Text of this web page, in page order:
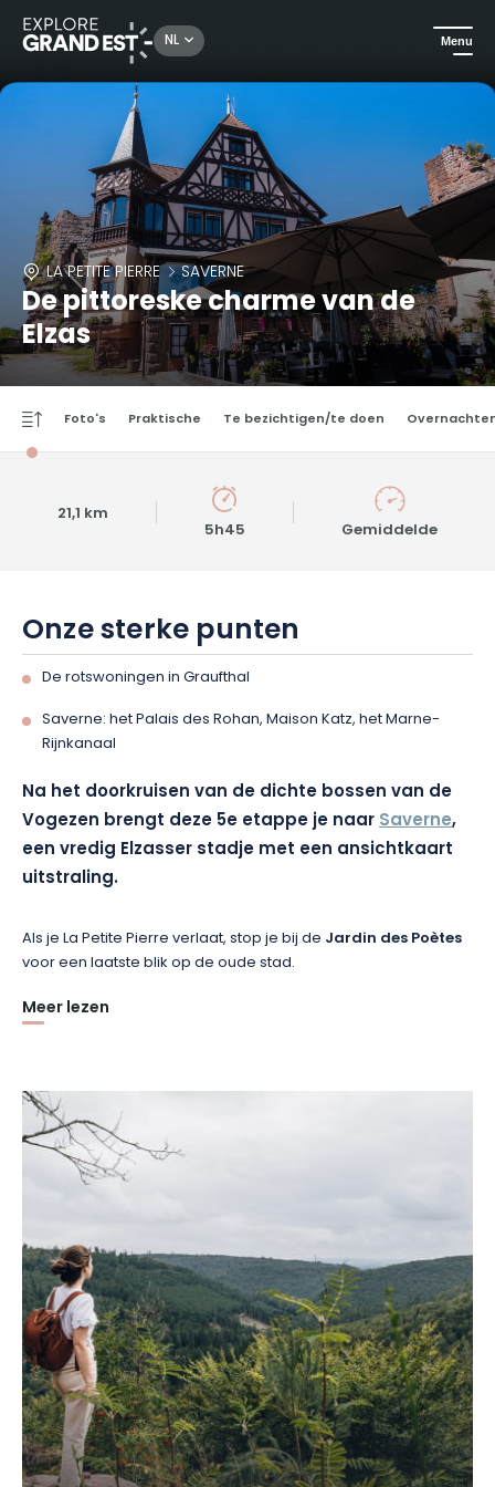
NL Menu
LA PETITE PIERRE SAVERNE
De pittoreske charme van de
Elzas
Foto's Praktische Te bezichtigen/te doen
21,1 km
5h45 Gemiddelde
Onze sterke punten
De rotswoningen in Graufthal
Saverne: het Palais des Rohan, Maison Katz, het Marne-
Rijnkanaal
Na het doorkruisen van de dichte bossen van de
Vogezen brengt deze 5e etappe je naarSaverne,
een vredig Elzasser stadje met een ansichtkaart
uitstraling.
Als je La Petite Pierre verlaat, stop je bij de Jardin des Poètes
voor een laatste blik op de oude stad.
Na een wandeling van 7 km kun je in Graufthal een bijzondere
plafond van deze merkwaardige huizen. Alleen de blauwe
gevel is door de mens beschilderd. De "rotswoningen"
werden tot eind jaren 1950 bewoond en zijn nu gerestaureerd
en ingericht. Een bezoek geeft je inzicht in de
leefomstandigheden van de vroegere bewoners. In de buurt
de overblijfselen van de abdij van Saint-
Gangolphe
Je wandeling gaat verder door de bossen van de Vogezen.
Ontdek onder de Col de Savernede Rocher du Saut du
Prince Charlesen zijn legende. Er wordt gezegd dat een
Lotharingse prins genaamd Charles te paard van de top van
de rots sprong om aan zijn vijanden te ontsnappen. De
hoefafdrukken van het dier zouden hun sporen in de rots
hebben achtergelaten. Kun jij ze vinden?
Meer lezen